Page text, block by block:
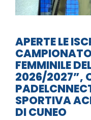
APERTE LE
FEMMINILE
2026/2027”,
SPORTIVA
DI CUNEO